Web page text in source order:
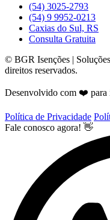
(54) 3025-2793
(54) 9 9952-0213
Caxias do Sul, RS
Consulta Gratuita
© BGR Isenções |
direitos reservados.
Desenvolvido com ❤️ para
Política de Privacidade
Fale conosco agora! 👋